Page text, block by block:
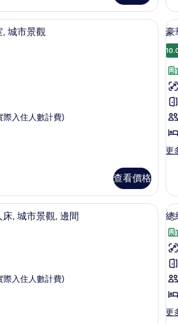
人
床
的
所
有
相
片
客
房,
2
加
雙
人
床
的
詳
奢華套房, 1 間臥室, 城市景觀 | 客廳 |
, 城市景觀
際入住人數計費)
查看價格
顯
示
豪
華
客
房,
2
張
加
人
床
的
所
有
相
片
豪
更
更
客
房,
2
加
大
雙
人
床
的
詳
情
、Netflix、串流服務套房, 1 張特大雙人床, 城市景觀, 邊間 | 客
床, 城市景觀, 邊間
際入住人數計費)
顯
示
總
統
套
房,
1
張
總
更
更